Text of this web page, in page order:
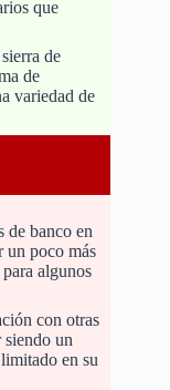
que
de
de
variedad de
de banco en
un poco más
algunos
con otras
siendo un
en su